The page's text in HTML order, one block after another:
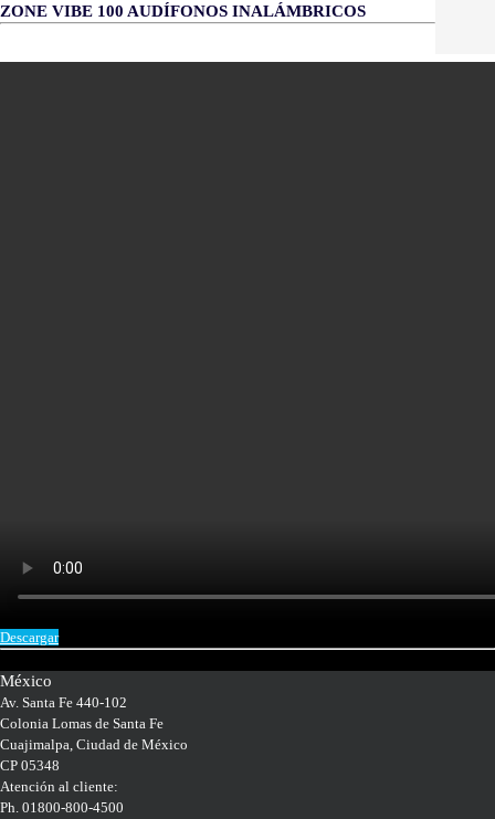
ZONE VIBE 100 AUDÍFONOS INALÁMBRICOS
Descargar
México
Av. Santa Fe 440-102
Colonia Lomas de Santa Fe
Cuajimalpa, Ciudad de México
CP 05348
Atención al cliente:
Ph. 01800-800-4500